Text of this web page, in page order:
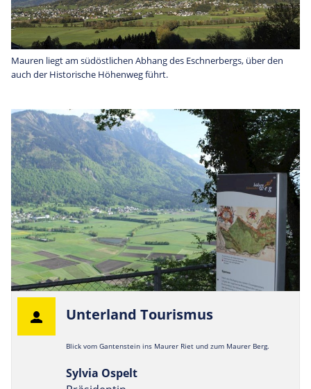
Mauren liegt am südöstlichen Abhang des Eschnerbergs, über den
auch der Historische Höhenweg führt.
Unter­land Tourismus
Blick vom Gantenstein ins Maurer Riet und zum Maurer Berg.
Sylvia Ospelt